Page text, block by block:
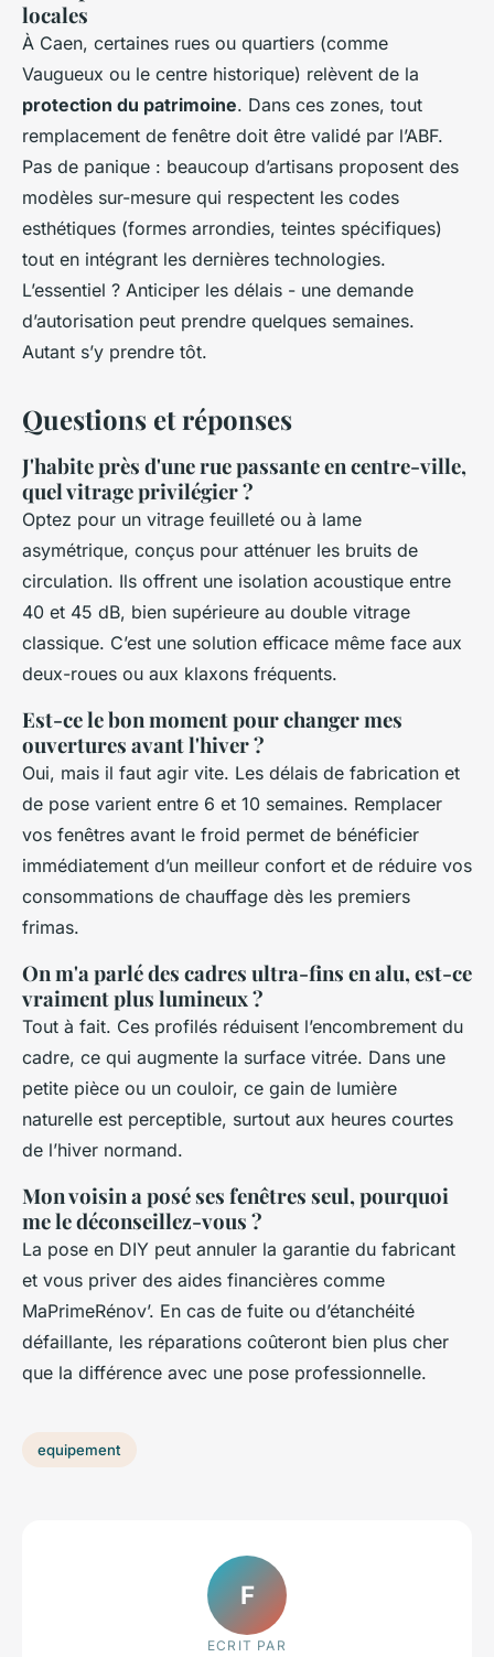
locales
À Caen, certaines rues ou quartiers (comme
Vaugueux ou le centre historique) relèvent de la
protection du patrimoine. Dans ces zones, tout
remplacement de fenêtre doit être validé par l’ABF.
Pas de panique : beaucoup d’artisans proposent des
modèles sur-mesure qui respectent les codes
esthétiques (formes arrondies, teintes spécifiques)
tout en intégrant les dernières technologies.
L’essentiel ? Anticiper les délais - une demande
d’autorisation peut prendre quelques semaines.
Autant s’y prendre tôt.
Questions et réponses
J'habite près d'une rue passante en centre-ville,
quel vitrage privilégier ?
Optez pour un vitrage feuilleté ou à lame
asymétrique, conçus pour atténuer les bruits de
circulation. Ils offrent une isolation acoustique entre
40 et 45 dB, bien supérieure au double vitrage
classique. C’est une solution efficace même face aux
deux-roues ou aux klaxons fréquents.
Est-ce le bon moment pour changer mes
ouvertures avant l'hiver ?
Oui, mais il faut agir vite. Les délais de fabrication et
de pose varient entre 6 et 10 semaines. Remplacer
vos fenêtres avant le froid permet de bénéficier
immédiatement d’un meilleur confort et de réduire vos
consommations de chauffage dès les premiers
frimas.
On m'a parlé des cadres ultra-fins en alu, est-ce
vraiment plus lumineux ?
Tout à fait. Ces profilés réduisent l’encombrement du
cadre, ce qui augmente la surface vitrée. Dans une
petite pièce ou un couloir, ce gain de lumière
naturelle est perceptible, surtout aux heures courtes
de l’hiver normand.
Mon voisin a posé ses fenêtres seul, pourquoi
me le déconseillez-vous ?
La pose en DIY peut annuler la garantie du fabricant
et vous priver des aides financières comme
MaPrimeRénov’. En cas de fuite ou d’étanchéité
défaillante, les réparations coûteront bien plus cher
que la différence avec une pose professionnelle.
equipement
F
ECRIT PAR